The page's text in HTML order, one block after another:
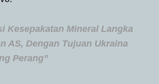
Kesepakatan Mineral Langka
AS, Dengan Tujuan Ukraina
Perang”